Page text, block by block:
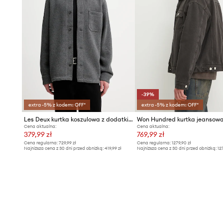
extra -5% z kodem: OFF*
Les Deux kurtka koszulowa z dodatkiem wełny Hamilton
Cena aktualna:
379,99 zł
Cena regularna: 729,99 zł
Najniższa cena z 30 dni przed obniżką: 419,99 zł
-39%
extra -5% z kodem: OFF*
Won Hundred kurtka jeansowa
Cena aktualna:
769,99 zł
Cena regularna:1279,90 zł
Najniższa cena z 30 dni przed obniżką: